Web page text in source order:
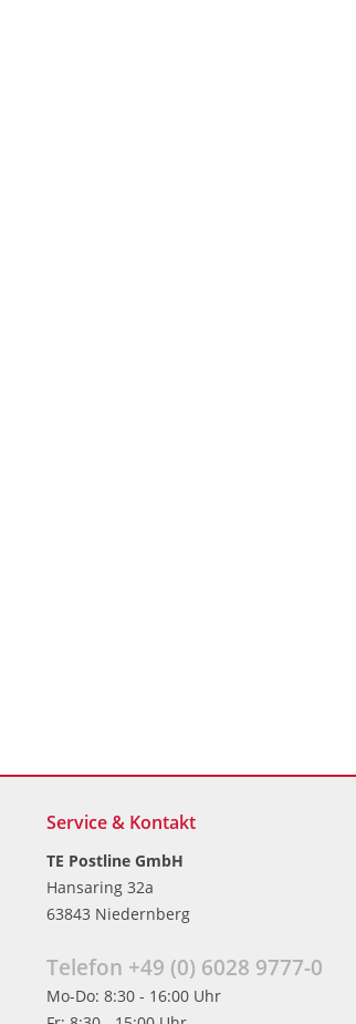
Service & Kontakt
TE Postline GmbH
Hansaring 32a
63843 Niedernberg
Telefon +49 (0) 6028 9777-0
Mo-Do: 8:30 - 16:00 Uhr